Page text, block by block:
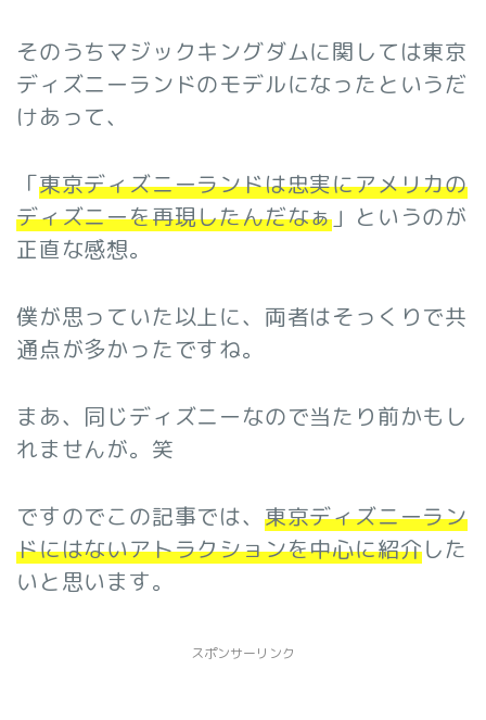
そのうちマジックキングダムに関しては東京
ディズニーランドのモデルになったというだ
けあって、
「東京ディズニーランドは忠実にアメリカの
ディズニーを再現したんだなぁ 」というのが
正直な感想。
僕が思っていた以上に、両者はそっくりで共
通点が多かったですね。
まあ、同じディズニーなので当たり前かもし
れませんが。笑
ですのでこの記事では、 東京ディズニーラン
ドにはないアトラクションを中心に紹介した
いと思います。
スポンサーリンク